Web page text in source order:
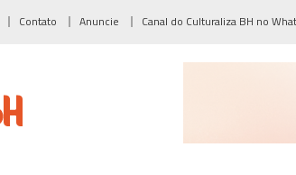
Contato Anuncie Canal do Culturaliza BH no